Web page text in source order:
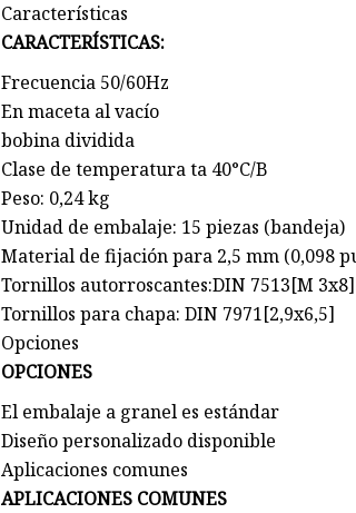
Características
CARACTERÍSTICAS:
Frecuencia 50/60Hz
En maceta al vacío
bobina dividida
Clase de temperatura ta 40°C/B
Peso: 0,24 kg
Unidad de embalaje: 15 piezas (bandeja)
Material de fijación para 2,5 mm (0,098
Tornillos autorroscantes:DIN 7513[M 3x8]
Tornillos para chapa: DIN 7971[2,9x6,5]
Opciones
OPCIONES
El embalaje a granel es estándar
Diseño personalizado disponible
Aplicaciones comunes
APLICACIONES COMUNES